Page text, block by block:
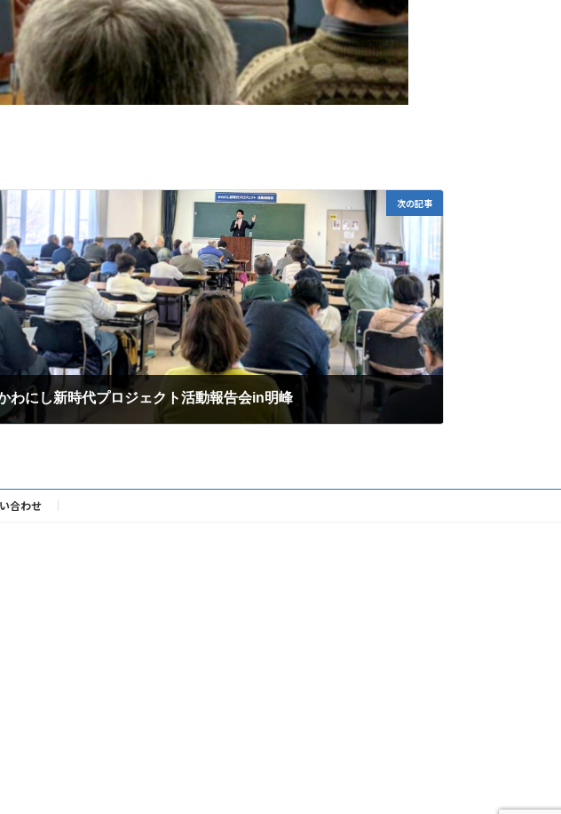
次の記事
わにし新時代プロジェクト活動報告会in明峰
合わせ